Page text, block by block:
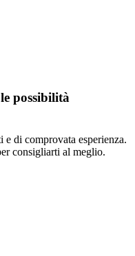
possibilità
di comprovata esperienza.
consigliarti al meglio.